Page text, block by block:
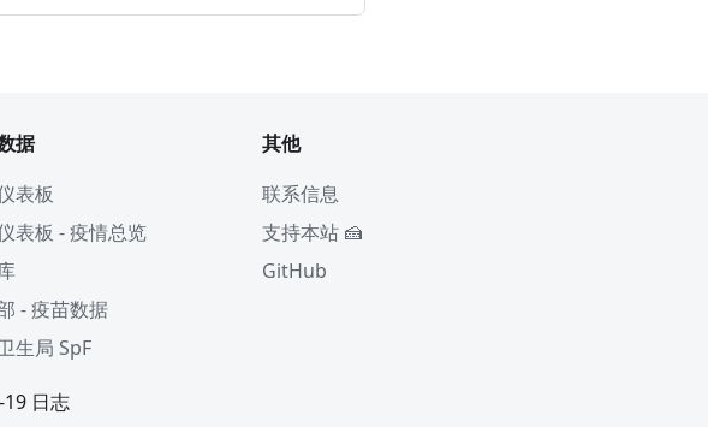
据
表板
表板 - 疫情总览
- 疫苗数据
生局 SpF
其他
联系信息
支持本站 🍰
GitHub
日志